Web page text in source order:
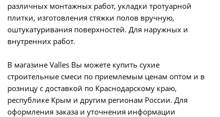
различных монтажных работ, укладки тротуарной
плитки, изготовления стяжки полов вручную,
оштукатуривания поверхностей. Для наружных и
внутренних работ.
В магазине Valles Вы можете купить сухие
строительные смеси по приемлемым ценам оптом и в
розницу с доставкой по Краснодарскому краю,
республике Крым и другим регионам России. Для
оформления заказа и уточнения информации